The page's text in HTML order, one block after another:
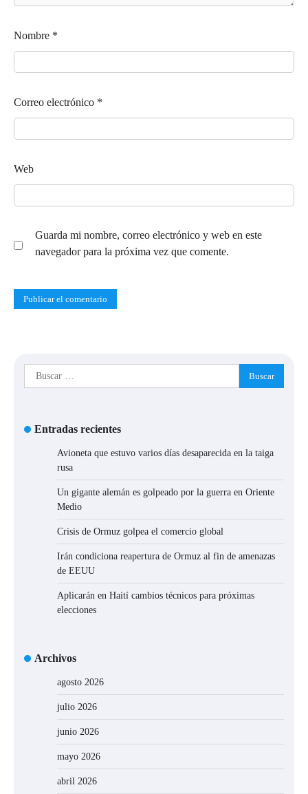
Nombre *
Correo electrónico *
Web
Guarda mi nombre, correo electrónico y web en este
navegador para la próxima vez que comente.
Buscar:
Entradas recientes
Avioneta que estuvo varios días desaparecida en la taiga
rusa
Un gigante alemán es golpeado por la guerra en Oriente
Medio
Crisis de Ormuz golpea el comercio global
Irán condiciona reapertura de Ormuz al fin de amenazas
de EEUU
Aplicarán en Haití cambios técnicos para próximas
elecciones
Archivos
agosto 2026
julio 2026
junio 2026
mayo 2026
abril 2026